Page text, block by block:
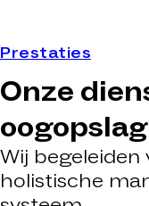
Prestaties
Onze
oogopslag
Wij
holistische